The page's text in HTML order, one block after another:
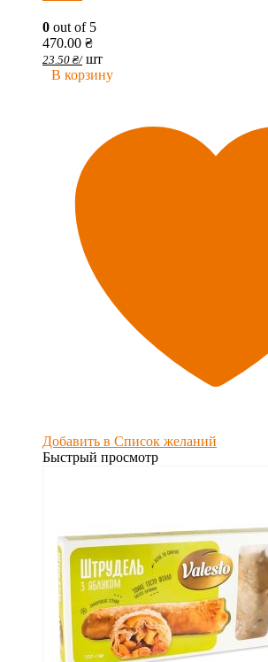
0 out of 5
470.00 ₴
23.50 ₴/ шт
В корзину
Добавить в Список желаний
Быстрый просмотр